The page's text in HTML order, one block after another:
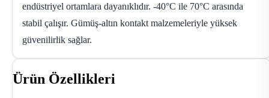
endüstriyel ortamlara dayanıklıdır. -40°C ile 70°C arasında
stabil çalışır. Gümüş-altın kontakt malzemeleriyle yüksek
güvenilirlik sağlar.
Ürün Özellikleri